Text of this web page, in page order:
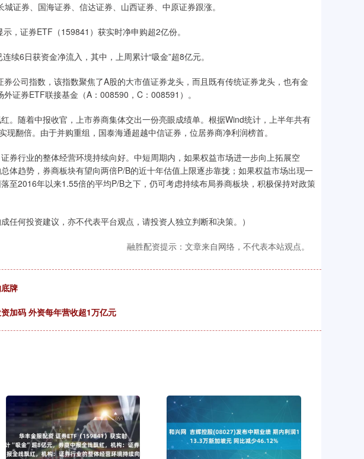
券、国海证券、信达证券、山西证券、中原证券跟涨。
证券ETF（159841）获实时净申购超2亿份。
6日获资金净流入，其中，上周累计“吸金”超8亿元。
司指数，该指数聚焦了A股的大市值证券龙头，而且既有传统证券龙头，也有金
证券ETF联接基金（A：008590，C：008591）。
随着中报收官，上市券商集体交出一份亮眼成绩单。根据Wind统计，上半年共有
翻倍。由于并购重组，国泰海通超越中信证券，位居券商净利润榜首。
行业的整体经营环境持续向好。中短周期内，如果权益市场进一步向上拓展空
体趋势，券商板块有望向两倍P/B的近十年估值上限逐步靠拢；如果权益市场出现一
至2016年以来1.55倍的平均P/B之下，仍可考虑持续布局券商板块，积极保持对政策
何投资建议，亦不代表平台观点，请投资人独立判断和决策。）
融胜配资提示：文章来自网络，不代表本站观点。
牌
加码 外资每年营收超1万亿元